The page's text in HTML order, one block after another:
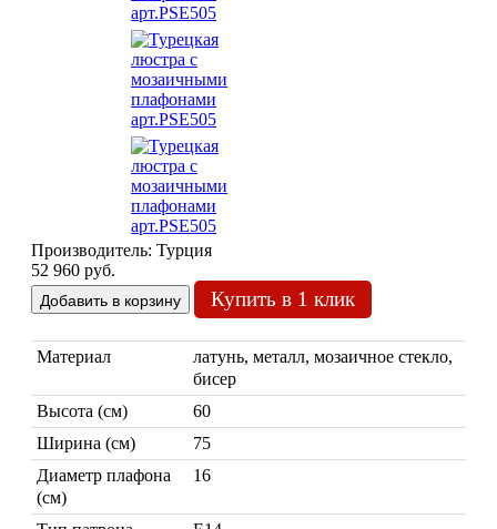
Марокканские лампы
Мозаичные лампы
Лампы со стеклом
Торшеры
Марокканские
Торшеры Марокко
Производитель: Турция
52 960 руб.
Купить в 1 клик
Материал
латунь, металл, мозаичное стекло,
бисер
Высота (см)
60
Ширина (см)
75
Диаметр плафона
(см)
16